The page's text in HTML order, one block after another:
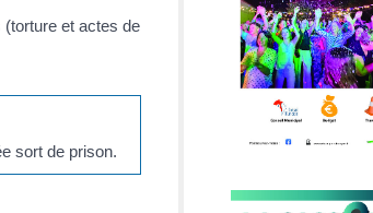
et actes de
sort de prison.